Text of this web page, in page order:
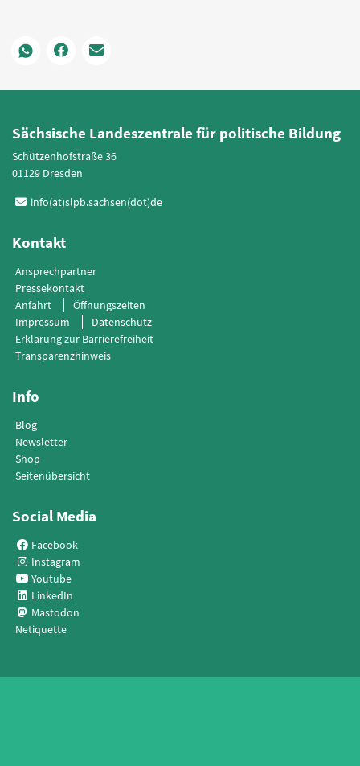
Sächsische Landeszentrale für politische Bildung
Schützenhofstraße 36
01129 Dresden
info(at)slpb.sachsen(dot)de
Kontakt
Ansprechpartner
Pressekontakt
Anfahrt
Öffnungszeiten
Impressum
Datenschutz
Erklärung zur Barrierefreiheit
Transparenzhinweis
Info
Blog
Newsletter
Shop
Seitenübersicht
Social Media
Facebook
Instagram
Youtube
LinkedIn
Mastodon
Netiquette